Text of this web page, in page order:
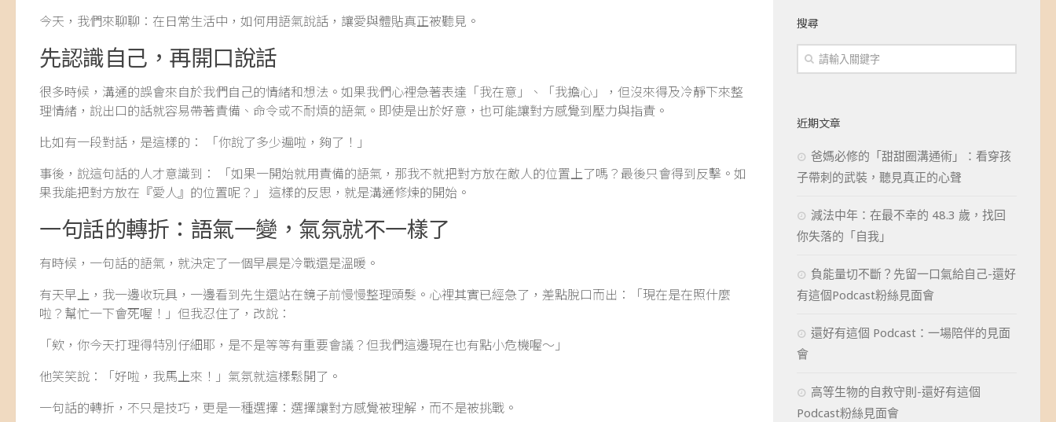
今天，我們來聊聊：在日常生活中，如何用語氣說話，讓愛與體貼真正被聽見。
先認識自己，再開口說話
很多時候，溝通的誤會來自於我們自己的情緒和想法。如果我們心裡急著表達「我在意」、「我擔心」，但沒來得及冷靜下來整
理情緒，說出口的話就容易帶著責備、命令或不耐煩的語氣。即使是出於好意，也可能讓對方感覺到壓力與指責。
比如有一段對話，是這樣的： 「你說了多少遍啦，夠了！」
事後，說這句話的人才意識到： 「如果一開始就用責備的語氣，那我不就把對方放在敵人的位置上了嗎？最後只會得到反擊。如
果我能把對方放在『愛人』的位置呢？」 這樣的反思，就是溝通修煉的開始。
一句話的轉折：語氣一變，氣氛就不一樣了
有時候，一句話的語氣，就決定了一個早晨是冷戰還是溫暖。
有天早上，我一邊收玩具，一邊看到先生還站在鏡子前慢慢整理頭髮。心裡其實已經急了，差點脫口而出：「現在是在照什麼
啦？幫忙一下會死喔！」但我忍住了，改說：
「欸，你今天打理得特別仔細耶，是不是等等有重要會議？但我們這邊現在也有點小危機喔～」
他笑笑說：「好啦，我馬上來！」氣氛就這樣鬆開了。
一句話的轉折，不只是技巧，更是一種選擇：選擇讓對方感覺被理解，而不是被挑戰。
搜尋
近期文章
爸媽必修的「甜甜圈溝通術」：看穿孩
子帶刺的武裝，聽見真正的心聲
減法中年：在最不幸的 48.3 歲，找回
你失落的「自我」
負能量切不斷？先留一口氣給自己-還好
有這個Podcast粉絲見面會
還好有這個 Podcast：一場陪伴的見面
會
高等生物的自救守則-還好有這個
Podcast粉絲見面會